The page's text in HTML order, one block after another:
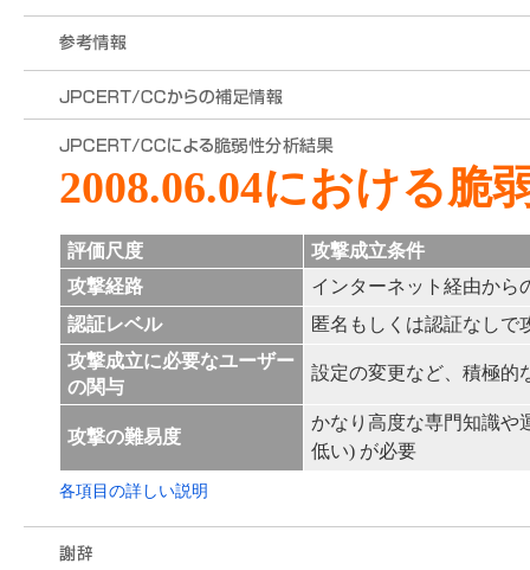
2008.06.04における脆
評価尺度
攻撃成立条件
攻撃経路
インターネット経由から
認証レベル
匿名もしくは認証なしで
攻撃成立に必要なユーザー
の関与
設定の変更など、積極的
攻撃の難易度
かなり高度な専門知識や
低い) が必要
各項目の詳しい説明